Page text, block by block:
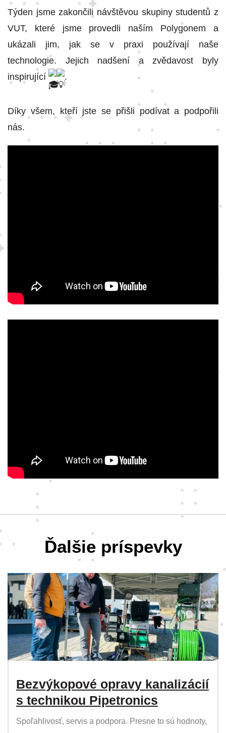
Týden jsme zakončili návštěvou skupiny studentů z
VUT, které jsme provedli naším Polygonem a
ukázali jim, jak se v praxi používají naše
technologie. Jejich nadšení a zvědavost byly
inspirující
.
Díky všem, kteří jste se přišli podívat a podpořili
nás.
Ďalšie príspevky
Bezvýkopové opravy kanalizácií
s technikou Pipetronics
Spoľahlivosť, servis a podpora. Presne to sú hodnoty,